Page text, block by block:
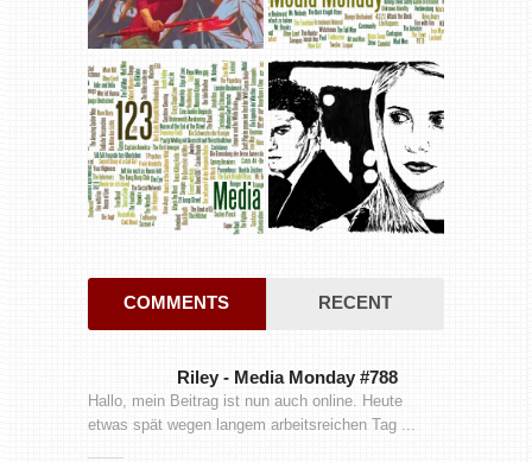
COMMENTS RECENT
Riley - Media Monday #788
Hallo, mein Beitrag ist nun auch online. Heute
etwas spät wegen langem arbeitsreichen Tag ...